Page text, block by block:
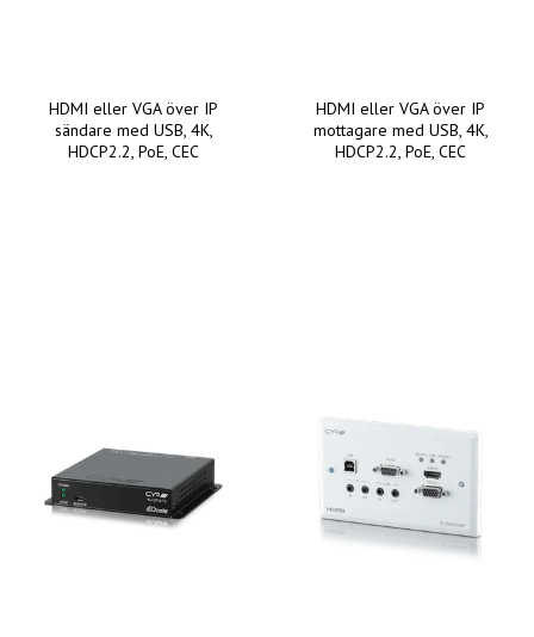
HDMI eller VGA över IP
sändare med USB, 4K,
HDCP2.2, PoE, CEC
HDMI eller VGA över IP
mottagare med USB, 4K,
HDCP2.2, PoE, CEC